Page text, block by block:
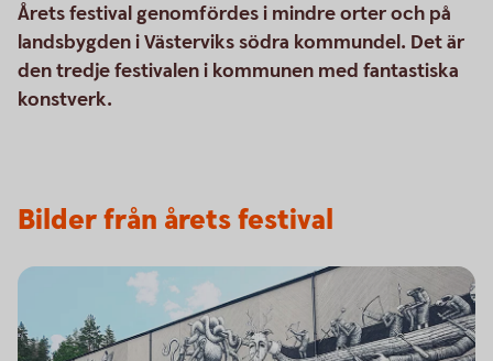
Årets festival genomfördes i mindre orter och på
landsbygden i Västerviks södra kommundel. Det är
den tredje festivalen i kommunen med fantastiska
konstverk.
Bilder från årets festival